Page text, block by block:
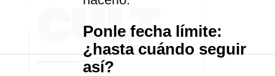
Ponle fecha límite:
¿hasta cuándo seguir
así?